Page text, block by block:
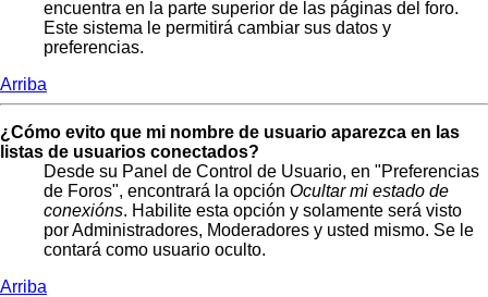
encuentra en la parte superior de las páginas del foro.
Este sistema le permitirá cambiar sus datos y
preferencias.
Arriba
¿Cómo evito que mi nombre de usuario aparezca en las
listas de usuarios conectados?
Desde su Panel de Control de Usuario, en "Preferencias
de Foros", encontrará la opción Ocultar mi estado de
conexións. Habilite esta opción y solamente será visto
por Administradores, Moderadores y usted mismo. Se le
contará como usuario oculto.
Arriba